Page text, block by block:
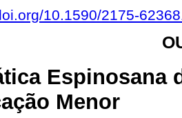
10.1590/2175-
Espinosana
Menor